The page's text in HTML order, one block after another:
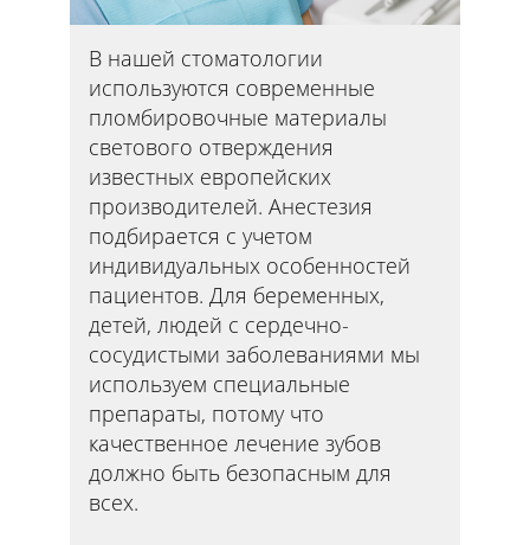
В нашей стоматологии
используются современные
пломбировочные материалы
светового отверждения
известных европейских
производителей. Анестезия
подбирается с учетом
индивидуальных особенностей
пациентов. Для беременных,
детей, людей с сердечно-
сосудистыми заболеваниями мы
используем специальные
препараты, потому что
качественное лечение зубов
должно быть безопасным для
всех.